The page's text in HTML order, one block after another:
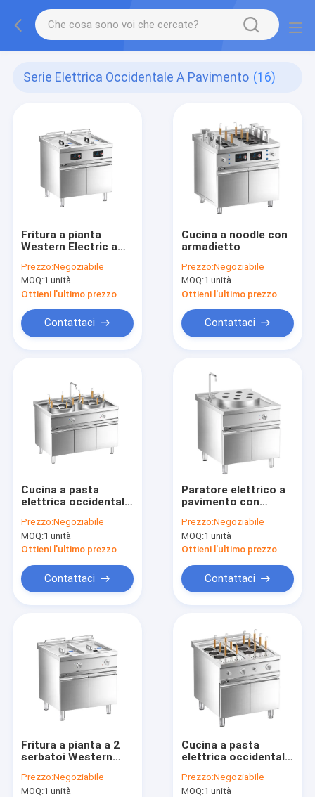
Serie Elettrica Occidentale A Pavimento (16)
Fritura a pianta
Western Electric a
armadietto
Prezzo:Negoziabile
MOQ:1 unità
Ottieni l'ultimo prezzo
Contattaci
Cucina a noodle con
armadietto
Prezzo:Negoziabile
MOQ:1 unità
Ottieni l'ultimo prezzo
Contattaci
Cucina a pasta
elettrica occidentale
Prezzo:Negoziabile
MOQ:1 unità
Ottieni l'ultimo prezzo
Contattaci
Paratore elettrico a
pavimento con
Prezzo:Negoziabile
MOQ:1 unità
Ottieni l'ultimo prezzo
Contattaci
Fritura a pianta a 2
serbatoi Western
Prezzo:Negoziabile
MOQ:1 unità
Cucina a pasta
elettrica occidentale
Prezzo:Negoziabile
MOQ:1 unità